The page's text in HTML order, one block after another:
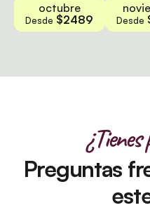
octubre
Desde $2489 Desde
Preguntas